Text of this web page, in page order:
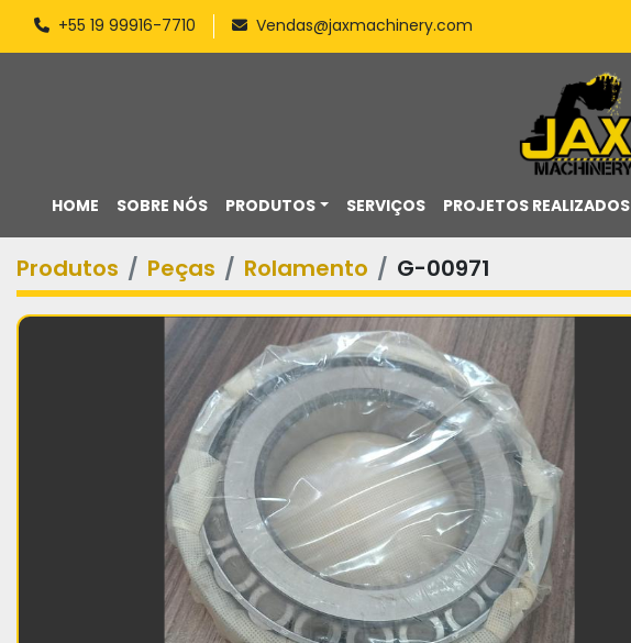
+55 19 99916-7710 Vendas@jaxmachinery.com
HOME PRODUTOS
SOBRE NÓS SERVIÇOS PROJETOS REALIZADOS
Produtos Peças Rolamento G-00971